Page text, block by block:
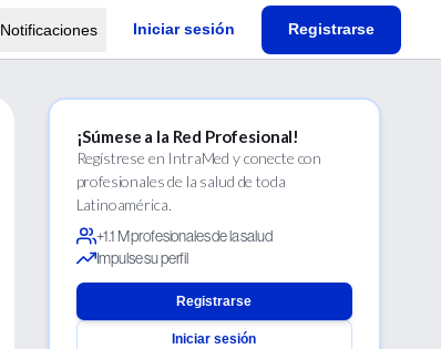
Notificaciones Iniciar sesión Registrarse
¡Súmese a la Red Profesional!
Regístrese en IntraMed y conecte con
profesionales de la salud de toda
Latinoamérica.
+1.1 M profesionales de la salud
Impulse su perfil
Registrarse
Iniciar sesión